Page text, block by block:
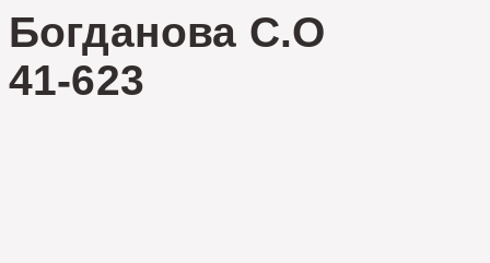
Богданова С.О
41-623